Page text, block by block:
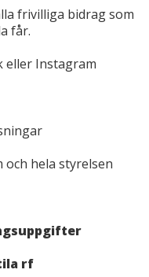
frivilliga bidrag som
får.
eller Instagram
hela styrelsen
rf